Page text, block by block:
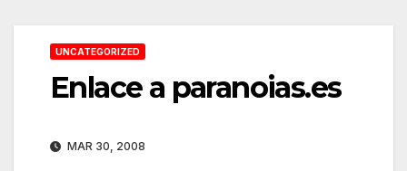
UNCATEGORIZED
Enlace a paranoias.es
MAR 30, 2008